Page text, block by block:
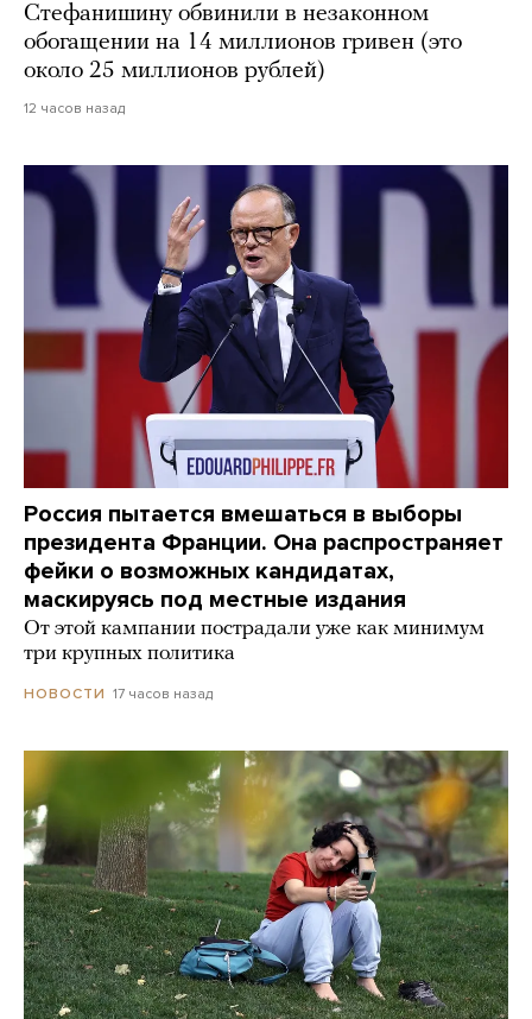
Стефанишину обвинили в незаконном
обогащении на 14 миллионов гривен (это
около 25 миллионов рублей)
12 часов назад
Россия пытается вмешаться в выборы
президента Франции. Она распространяет
фейки о возможных кандидатах,
маскируясь под местные издания
От этой кампании пострадали уже как минимум
три крупных политика
НОВОСТИ 17 часов назад